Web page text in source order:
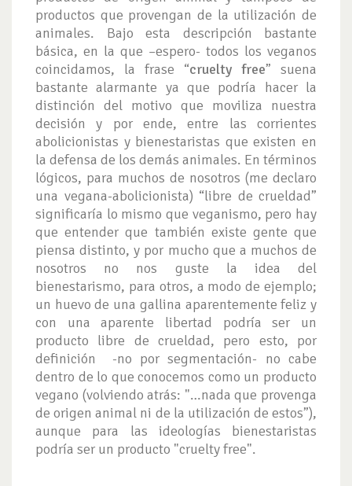
productos que provengan de la utilización de
animales. Bajo esta descripción bastante
básica, en la que –espero- todos los veganos
coincidamos, la frase “cruelty free” suena
bastante alarmante ya que podría hacer la
distinción del motivo que moviliza nuestra
decisión y por ende, entre las corrientes
abolicionistas y bienestaristas que existen en
la defensa de los demás animales. En términos
lógicos, para muchos de nosotros (me declaro
una vegana-abolicionista) “libre de crueldad”
significaría lo mismo que veganismo, pero hay
que entender que también existe gente que
piensa distinto, y por mucho que a muchos de
nosotros no nos guste la idea del
bienestarismo, para otros, a modo de ejemplo;
un huevo de una gallina aparentemente feliz y
con una aparente libertad podría ser un
producto libre de crueldad, pero esto, por
definición -no por segmentación- no cabe
dentro de lo que conocemos como un producto
vegano (volviendo atrás: "…nada que provenga
de origen animal ni de la utilización de estos”),
aunque para las ideologías bienestaristas
podría ser un producto "cruelty free".